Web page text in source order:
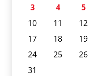
3
4 5
10
11 12
17
18 19
24
25 26
31